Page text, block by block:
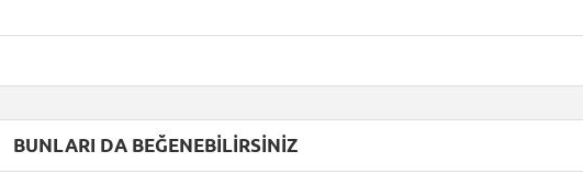
BUNLARI DA BEĞENEBILIRSINIZ